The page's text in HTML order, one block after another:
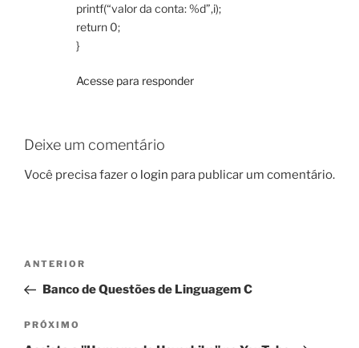
printf(“valor da conta: %d”,i);
return 0;
}
Acesse para responder
Deixe um comentário
Você precisa fazer o login para publicar um comentário.
Navegação
Post
Post
anterior
ANTERIOR
Banco de Questões de Linguagem C
Próximo
PRÓXIMO